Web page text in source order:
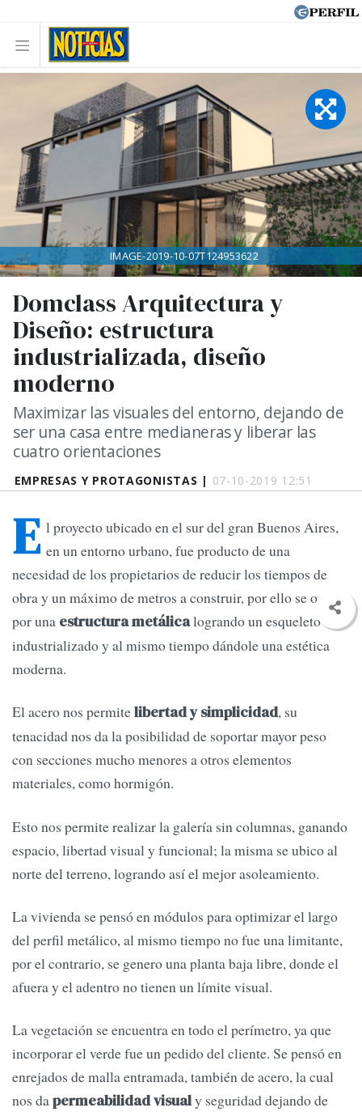
EMPRESAS Y PROTAGONISTAS | 07-10-2019 12:51
Domclass Arquitectura y
Diseño: estructura
industrializada, diseño
moderno
Maximizar las visuales del entorno, dejando de
ser una casa entre medianeras y liberar las
cuatro orientaciones
IMAGE-2019-10-07T124953622
E l proyecto ubicado en el sur del gran Buenos Aires,
en un entorno urbano, fue producto de una
necesidad de los propietarios de reducir los tiempos de
obra y un máximo de metros a construir, por ello se opto
por una estructura metálicalogrando un esqueleto
industrializado y al mismo tiempo dándole una estética
moderna.
El acero nos permitelibertad y simplicidad, su
tenacidad nos da la posibilidad de soportar mayor peso
con secciones mucho menores a otros elementos
materiales, como hormigón.
Esto nos permite realizar la galería sin columnas, ganando
espacio, libertad visual y funcional; la misma se ubico al
norte del terreno, logrando así el mejor asoleamiento.
La vivienda se pensó en módulos para optimizar el largo
del perfil metálico, al mismo tiempo no fue una limitante,
por el contrario, se genero una planta baja libre, donde el
afuera y el adentro no tienen un límite visual.
La vegetación se encuentra en todo el perímetro, ya que
incorporar el verde fue un pedido del cliente. Se pensó en
enrejados de malla entramada, también de acero, la cual
nos dapermeabilidad visualy seguridad dejando de